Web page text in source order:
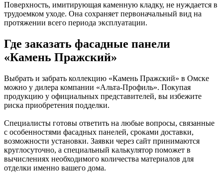
Поверхность, имитирующая каменную кладку, не нуждается в
трудоемком уходе. Она сохраняет первоначальный вид на
протяжении всего периода эксплуатации.
Где заказать фасадные панели
«Камень Пражский»
Выбрать и забрать коллекцию «Камень Пражский» в Омске
можно у дилера компании «Альта-Профиль». Покупая
продукцию у официальных представителей, вы избежите
риска приобретения подделки.
Специалисты готовы ответить на любые вопросы, связанные
с особенностями фасадных панелей, сроками доставки,
возможности установки. Заявки через сайт принимаются
круглосуточно, а специальный калькулятор поможет в
вычислениях необходимого количества материалов для
отделки именно вашего дома.